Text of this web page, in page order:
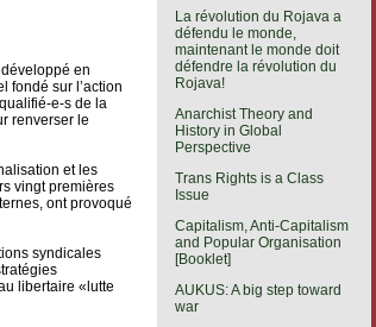
en
fondé sur l’action
e-s de la
renverser le
et les
vingt premières
ont provoqué
syndicales
libertaire «lutte
La révolution du Rojava a
défendu le monde,
maintenant le monde doit
défendre la révolution du
Rojava!
Anarchist Theory and
History in Global
Perspective
Trans Rights is a Class
Issue
Capitalism, Anti-Capitalism
and Popular Organisation
[Booklet]
AUKUS: A big step toward
war